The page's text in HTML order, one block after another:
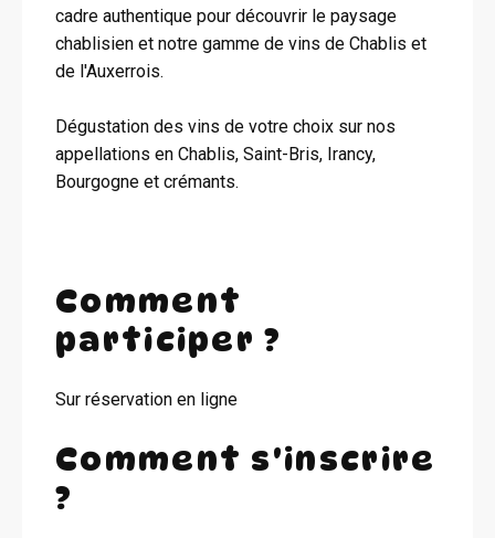
cadre authentique pour découvrir le paysage
chablisien et notre gamme de vins de Chablis et
de l'Auxerrois.
Dégustation des vins de votre choix sur nos
appellations en Chablis, Saint-Bris, Irancy,
Bourgogne et crémants.
Comment
participer ?
Sur réservation en ligne
Comment s'inscrire
?